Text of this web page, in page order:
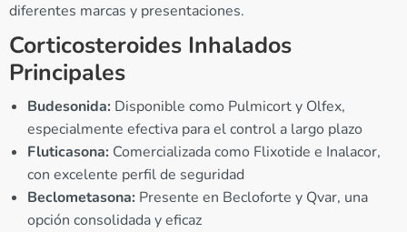
diferentes marcas y presentaciones.
Corticosteroides Inhalados
Principales
Budesonida: Disponible como Pulmicort y Olfex,
especialmente efectiva para el control a largo plazo
Fluticasona: Comercializada como Flixotide e Inalacor,
con excelente perfil de seguridad
Beclometasona: Presente en Becloforte y Qvar, una
opción consolidada y eficaz